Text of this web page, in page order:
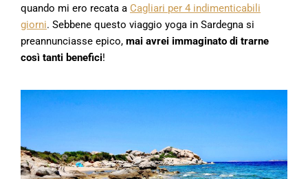
quando mi ero recata a Cagliari per 4 indimenticabili
giorni. Sebbene questo viaggio yoga in Sardegna si
preannunciasse epico, mai avrei immaginato di trarne
così tanti benefici!